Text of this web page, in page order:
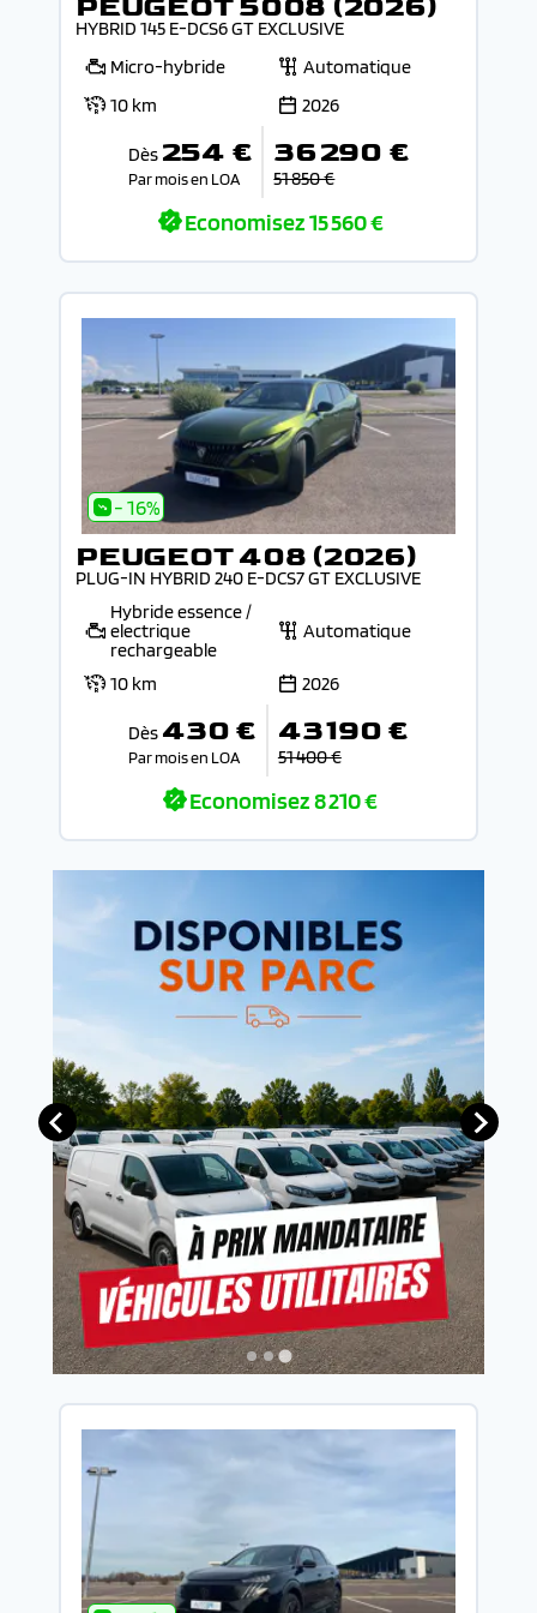
HYBRID 145 E-DCS6 GT EXCLUSIVE
Micro-hybride
Automatique
10 km
2026
Dès 254 €
Par mois en LOA
36 290 €
51 850 €
Economisez15 560 €
- 16%
PEUGEOT 408 (2026)
PLUG-IN HYBRID 240 E-DCS7 GT EXCLUSIVE
Hybride essence /
electrique
rechargeable
Automatique
10 km 2026
Dès 430 €
Par mois en LOA
43 190 €
51 400 €
Economisez8 210 €